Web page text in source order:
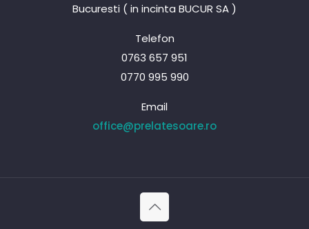
Bucuresti ( in incinta BUCUR SA )
Telefon
0763 657 951
0770 995 990
Email
office@prelatesoare.ro